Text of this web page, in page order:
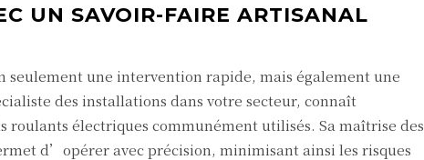
UN SAVOIR-FAIRE ARTISANAL
seulement une intervention rapide, mais également une
des installations dans votre secteur, connaît
roulants électriques communément utilisés. Sa maîtrise des
d’opérer avec précision, minimisant ainsi les risques